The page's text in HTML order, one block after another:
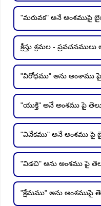
"మరువక" అనే అంశముపై
క్రీస్తు శ్రమల -
"విరోధము" అను అంశాము పై
"యుక్తి" అనే అంశము పై
"వివేకము" అనే అంశము పై
"విడచి" అను అంశము పై
"క్షేమము" అను అంశముపై